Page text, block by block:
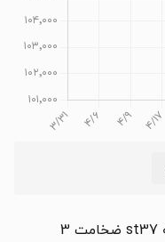
قیمت ورق سیاه برشی فولاد مبارکه st37 ضخامت 3